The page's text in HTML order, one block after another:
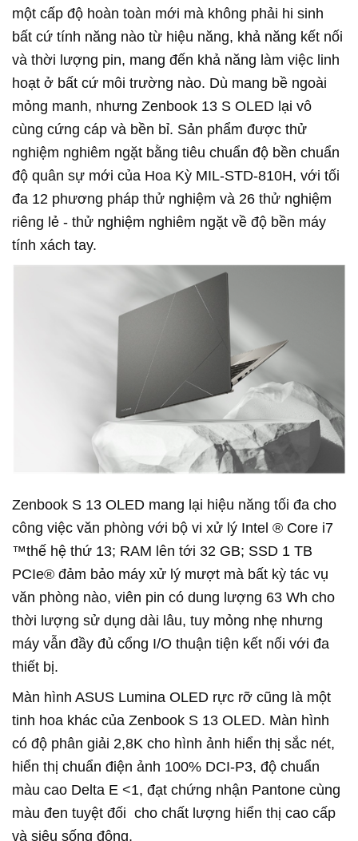
một cấp độ hoàn toàn mới mà không phải hi sinh
bất cứ tính năng nào từ hiệu năng, khả năng kết nối
và thời lượng pin, mang đến khả năng làm việc linh
hoạt ở bất cứ môi trường nào. Dù mang bề ngoài
mỏng manh, nhưng Zenbook 13 S OLED lại vô
cùng cứng cáp và bền bỉ. Sản phẩm được thử
nghiệm nghiêm ngặt bằng tiêu chuẩn độ bền chuẩn
độ quân sự mới của Hoa Kỳ MIL-STD-810H, với tối
đa 12 phương pháp thử nghiệm và 26 thử nghiệm
riêng lẻ - thử nghiệm nghiêm ngặt về độ bền máy
tính xách tay.
Zenbook S 13 OLED mang lại hiệu năng tối đa cho
công việc văn phòng với bộ vi xử lý Intel ® Core i7
™thế hệ thứ 13; RAM lên tới 32 GB; SSD 1 TB
PCIe® đảm bảo máy xử lý mượt mà bất kỳ tác vụ
văn phòng nào, viên pin có dung lượng 63 Wh cho
thời lượng sử dụng dài lâu, tuy mỏng nhẹ nhưng
máy vẫn đầy đủ cổng I/O thuận tiện kết nối với đa
thiết bị.
Màn hình ASUS Lumina OLED rực rỡ cũng là một
tinh hoa khác của Zenbook S 13 OLED. Màn hình
có độ phân giải 2,8K cho hình ảnh hiển thị sắc nét,
hiển thị chuẩn điện ảnh 100% DCI-P3, độ chuẩn
màu cao Delta E <1, đạt chứng nhận Pantone cùng
màu đen tuyệt đối cho chất lượng hiển thị cao cấp
và siêu sống động.